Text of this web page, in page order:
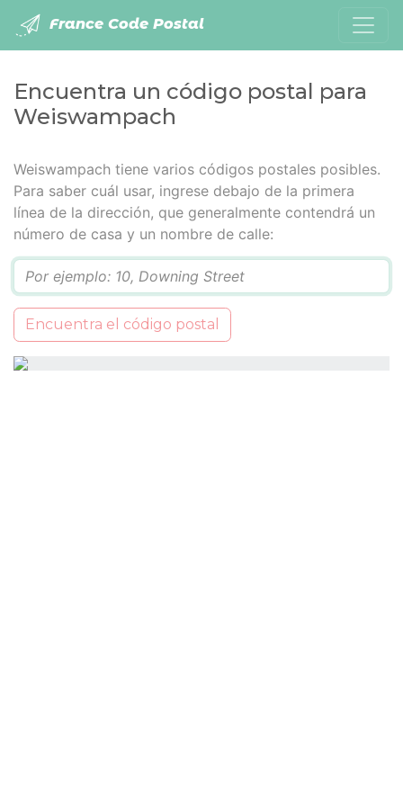
France Code Postal
Encuentra un código postal para
Weiswampach
Weiswampach tiene varios códigos postales posibles.
Para saber cuál usar, ingrese debajo de la primera
línea de la dirección, que generalmente contendrá un
número de casa y un nombre de calle:
Encuentra el código postal